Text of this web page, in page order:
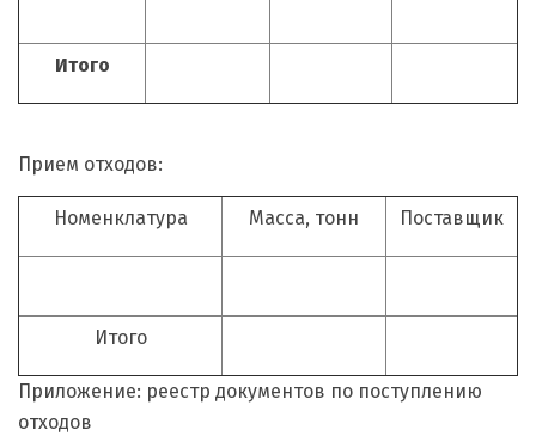
Итого
Прием отходов:
Номенклатура Масса, тонн Поставщик
Итого
Приложение: реестр документов по поступлению
отходов